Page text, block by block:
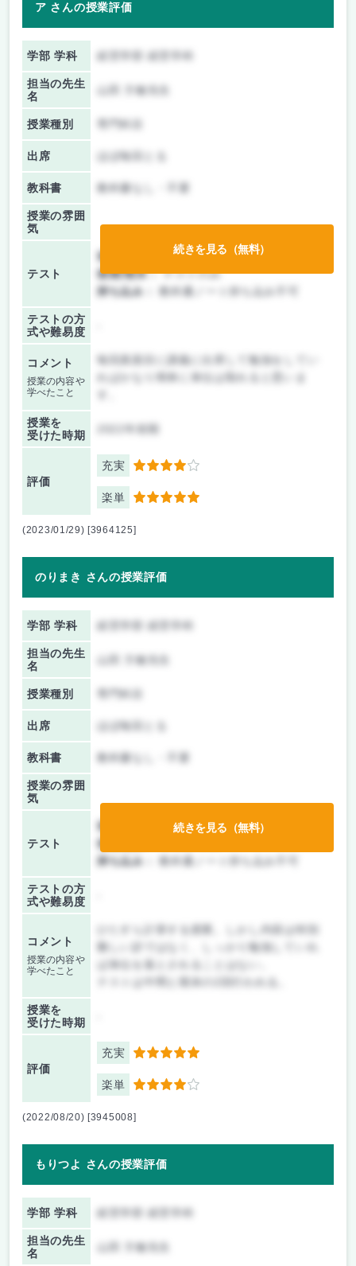
ア さんの授業評価
学部 学科
担当の先生
名
山田 方敏先生
授業種別
出席 ほぼ毎回とる
教科書 教科書なし・不要
授業の雰囲
気
テスト
前期/中間：
テストのみ
後期/期末：テストのみ
持ち込み：
教科書ノート持ち込み不可
テストの方
式や難易度
コメント
授業の内容や
学べたこと
毎回真面目に講義に出席して勉強をしてい
授業を
受けた時期
評価
充実 4
楽単 5
続きを見る（無料）
(2023/01/29) [3964125]
のりまき さんの授業評価
学部 学科
担当の先生
名
山田 方敏先生
授業種別
出席 ほぼ毎回とる
教科書 教科書なし・不要
授業の雰囲
気
テスト
前期/中間：
テストのみ
後期/期末：
持ち込み：
教科書ノート持ち込み不可
テストの方
式や難易度
コメント
授業の内容や
学べたこと
難しい訳ではなく、しっかり勉強していれ
授業を
受けた時期
評価
充実 5
楽単 4
続きを見る（無料）
(2022/08/20) [3945008]
もりつよ さんの授業評価
学部 学科
担当の先生
名
山田 方敏先生